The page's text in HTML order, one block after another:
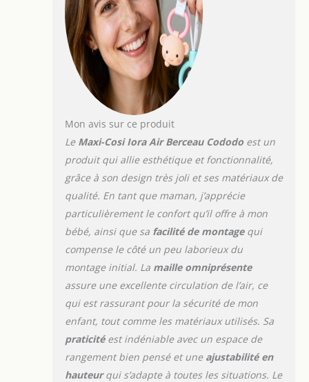
Mon avis sur ce produit
Le Maxi-Cosi Iora Air Berceau Cododoest un
produit qui allie esthétique et fonctionnalité,
grâce à son design très joli et ses matériaux de
qualité. En tant que maman, j’apprécie
particulièrement le confort qu’il offre à mon
bébé, ainsi que sa facilité de montagequi
compense le côté un peu laborieux du
montage initial. La maille omniprésente
assure une excellente circulation de l’air, ce
qui est rassurant pour la sécurité de mon
enfant, tout comme les matériaux utilisés. Sa
praticitéest indéniable avec un espace de
rangement bien pensé et une ajustabilité en
hauteurqui s’adapte à toutes les situations. Le